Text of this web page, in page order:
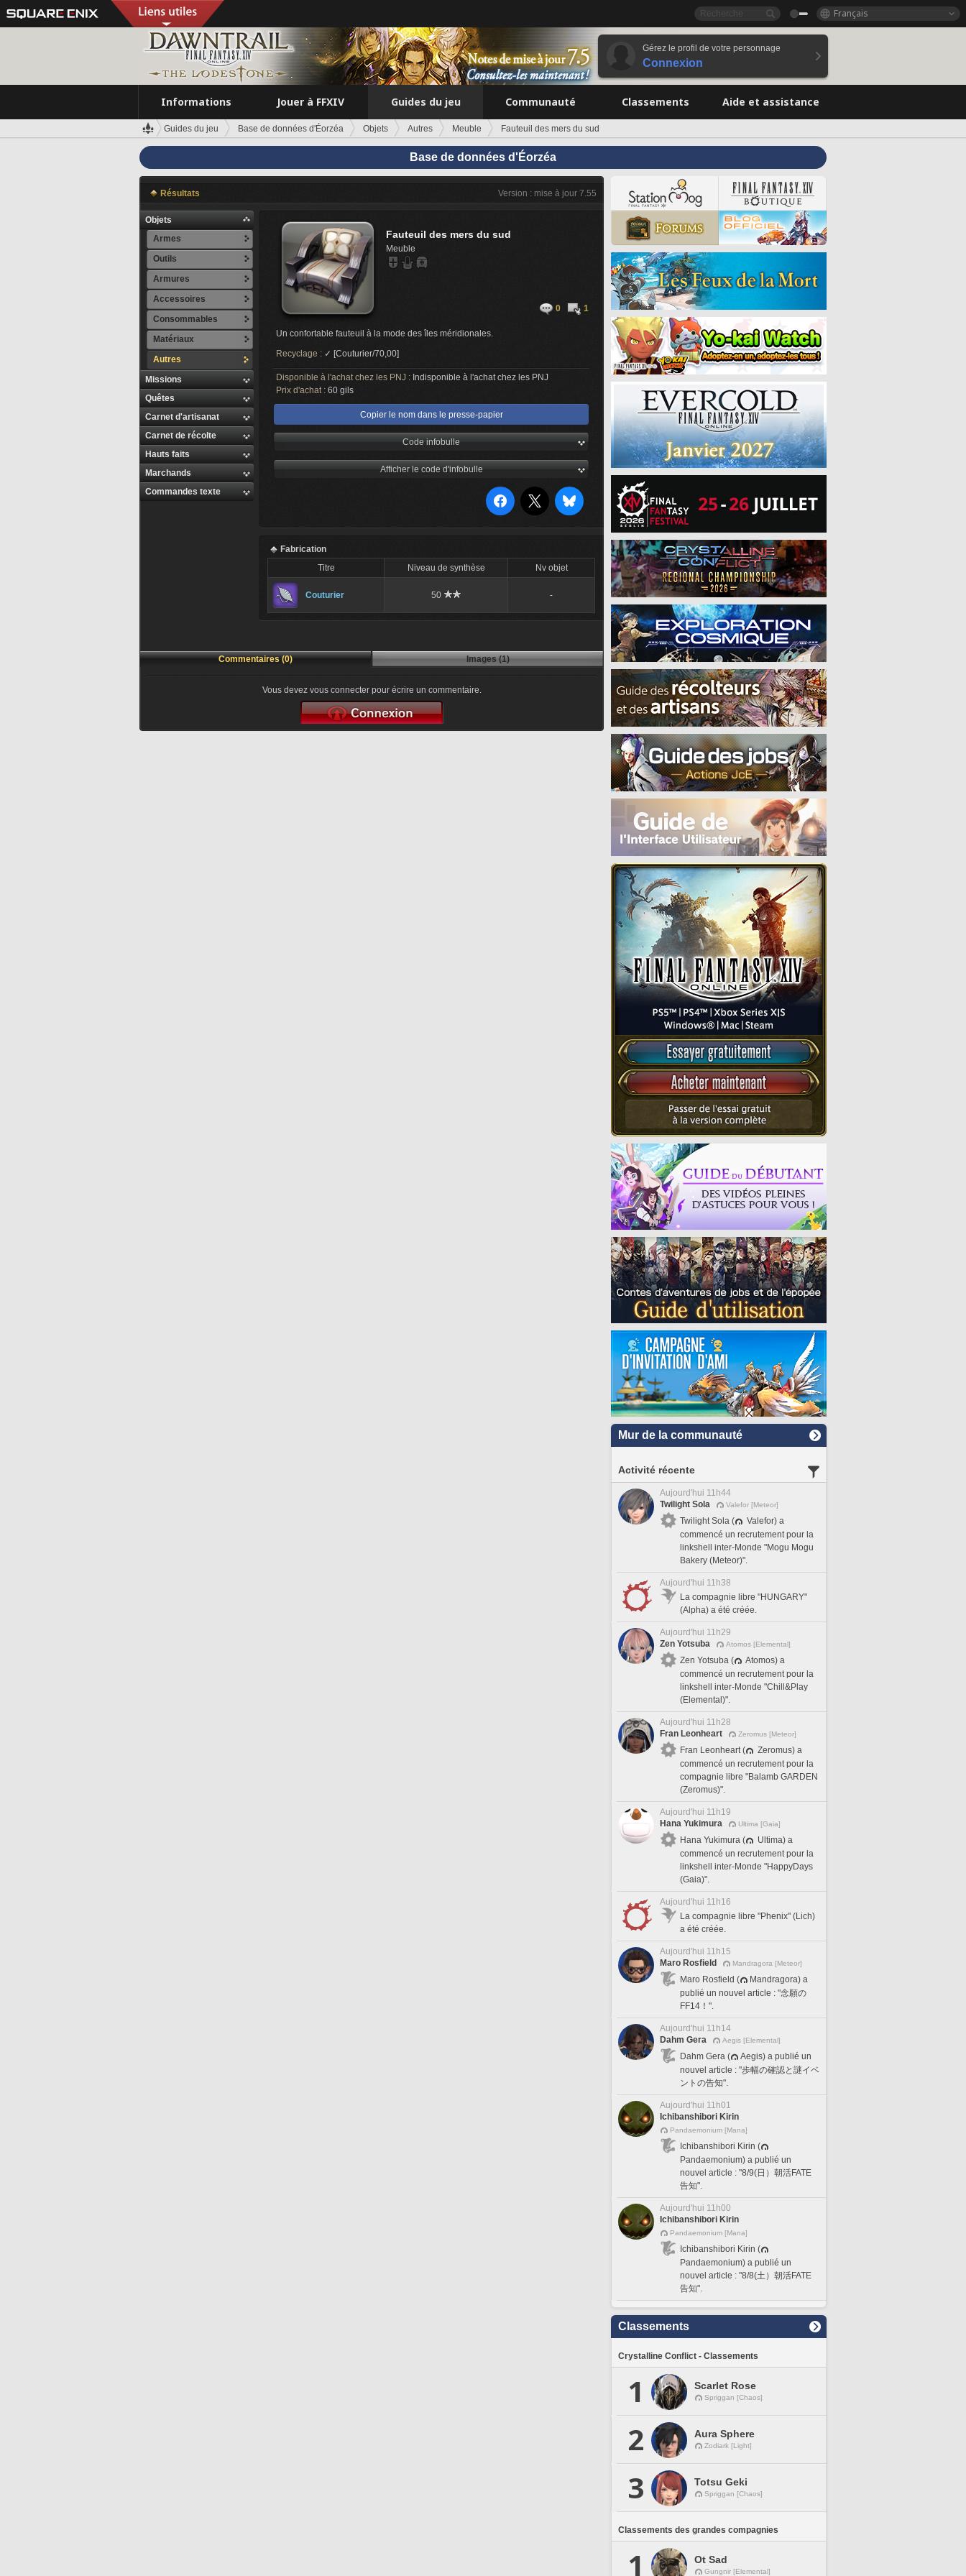
Français
Gérez le profil de votre personnage
Connexion
Informations Jouer à FFXIV Guides du jeu Communauté Classements Aide et assistance
Guides du jeu Base de données d'Éorzéa Objets Autres Meuble Fauteuil des mers du sud
Base de données d'Éorzéa
Résultats Version : mise à jour 7.55
Objets
Armes
Outils
Armures
Accessoires
Consommables
Matériaux
Autres
Missions
Quêtes
Carnet d'artisanat
Carnet de récolte
Hauts faits
Marchands
Commandes texte
Fauteuil des mers du sud
Meuble
0 1
Un confortable fauteuil à la mode des îles méridionales.
Recyclage : ✓ [Couturier/70,00]
Disponible à l'achat chez les PNJ : Indisponible à l'achat chez les PNJ
Prix d'achat : 60 gils
Copier le nom dans le presse-papier
Code infobulle
Afficher le code d'infobulle
Fabrication
Titre
Niveau de synthèse Nv objet
Couturier 50 -
Commentaires (0) Images (1)
Vous devez vous connecter pour écrire un commentaire.
Mur de la communauté
Activité récente
Aujourd'hui 11h44
Twilight Sola
Valefor [Meteor]
Twilight Sola (
Valefor) a
commencé un recrutement pour la
linkshell inter-Monde "Mogu Mogu
Bakery (Meteor)".
Aujourd'hui 11h38
La compagnie libre "HUNGARY"
(Alpha) a été créée.
Aujourd'hui 11h29
Zen Yotsuba
Atomos [Elemental]
Zen Yotsuba (
Atomos) a
commencé un recrutement pour la
linkshell inter-Monde "Chill&Play
(Elemental)".
Aujourd'hui 11h28
Fran Leonheart
Zeromus [Meteor]
Fran Leonheart (
Zeromus) a
commencé un recrutement pour la
compagnie libre "Balamb GARDEN
(Zeromus)".
Aujourd'hui 11h19
Hana Yukimura
Ultima [Gaia]
Hana Yukimura (
Ultima) a
commencé un recrutement pour la
linkshell inter-Monde "HappyDays
(Gaia)".
Aujourd'hui 11h16
La compagnie libre "Phenix" (Lich)
a été créée.
Aujourd'hui 11h15
Maro Rosfield
Mandragora [Meteor]
Maro Rosfield (
Mandragora) a
publié un nouvel article : "念願の
FF14！".
Aujourd'hui 11h14
Dahm Gera
Aegis [Elemental]
Dahm Gera (
Aegis) a publié un
nouvel article : "歩幅の確認と謎イベ
ントの告知".
Aujourd'hui 11h01
Ichibanshibori Kirin
Pandaemonium [Mana]
Ichibanshibori Kirin (
Pandaemonium) a publié un
nouvel article : "8/9(日）朝活FATE
告知".
Aujourd'hui 11h00
Ichibanshibori Kirin
Pandaemonium [Mana]
Ichibanshibori Kirin (
Pandaemonium) a publié un
nouvel article : "8/8(土）朝活FATE
告知".
Classements
Crystalline Conflict - Classements
1 Scarlet Rose
Spriggan [Chaos]
2 Aura Sphere
Zodiark [Light]
3 Totsu Geki
Spriggan [Chaos]
Classements des grandes compagnies
1 Ot Sad
Gungnir [Elemental]